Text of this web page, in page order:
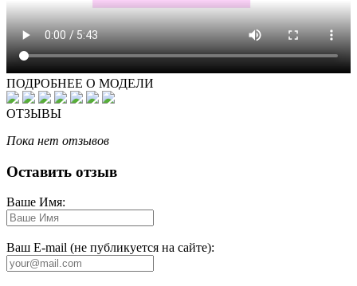
ПОДРОБНЕЕ О МОДЕЛИ
ОТЗЫВЫ
Пока нет отзывов
Оставить отзыв
Ваше Имя:
Ваш E-mail (не публикуется на сайте):